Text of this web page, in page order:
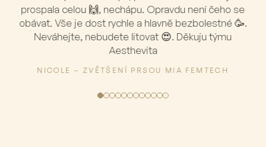
prospala celou 🙌, nechápu. Opravdu není čeho se
obávat. Vše je dost rychle a hlavně bezbolestné 🥳.
Neváhejte, nebudete litovat 😍. Děkuju týmu
Aesthevita
NICOLE – ZVĚTŠENÍ PRSOU MIA FEMTECH